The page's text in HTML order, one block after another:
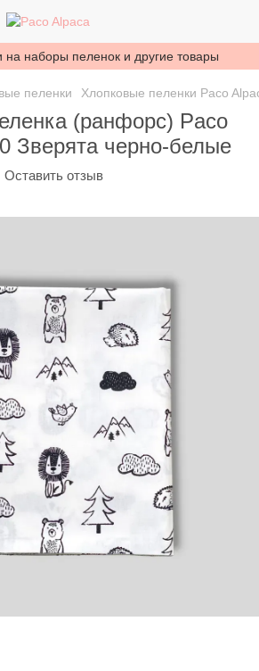
на наборы пеленок и другие товары
пеленки Хлопковые пеленки Paco
(ранфорс) Paco
Зверята черно-белые
Оставить отзыв